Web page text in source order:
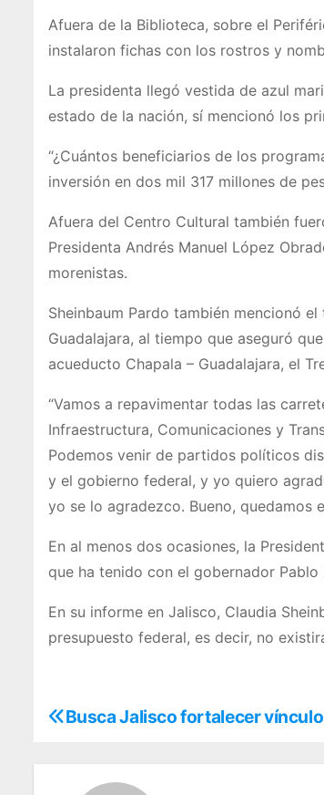
Afuera de la Biblioteca, sobre el
instalaron fichas con los rostros y
La presidenta llegó vestida de azul
estado de la nación, sí mencionó los
“¿Cuántos beneficiarios de los
inversión en dos mil 317 millones de
Afuera del Centro Cultural también
Presidenta Andrés Manuel López
morenistas.
Sheinbaum Pardo también mencionó
Guadalajara, al tiempo que aseguró
acueducto Chapala – Guadalajara, el
“Vamos a repavimentar todas las
Infraestructura, Comunicaciones y
Podemos venir de partidos políticos
y el gobierno federal, y yo quiero
yo se lo agradezco. Bueno, quedamos
En al menos dos ocasiones, la
que ha tenido con el gobernador Pablo
En su informe en Jalisco, Claudia
presupuesto federal, es decir, no
NBusca Jalisco fortalecer